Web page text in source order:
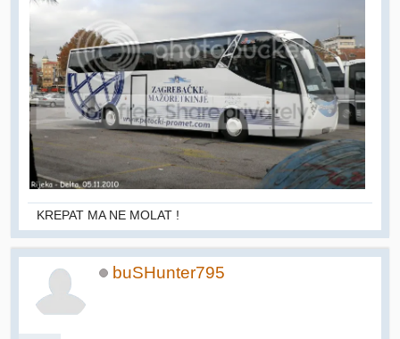
KREPAT MA NE MOLAT !
buSHunter795